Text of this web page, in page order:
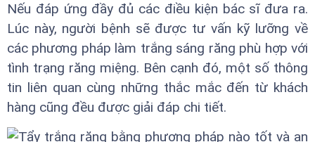
Nếu đáp ứng đầy đủ các điều kiện bác sĩ đưa ra.
Lúc này, người bệnh sẽ được tư vấn kỹ lưỡng về
các phương pháp làm trắng sáng răng phù hợp với
tình trạng răng miệng. Bên cạnh đó, một số thông
tin liên quan cùng những thắc mắc đến từ khách
hàng cũng đều được giải đáp chi tiết.